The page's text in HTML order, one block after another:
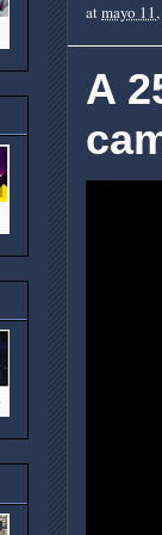
atmayo
A